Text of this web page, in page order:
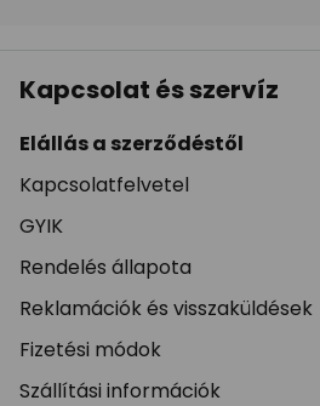
Kapcsolat és szervíz
Elállás a szerződéstől
Kapcsolatfelvetel
GYIK
Rendelés állapota
Reklamációk és visszaküldések
Fizetési módok
Szállítási információk